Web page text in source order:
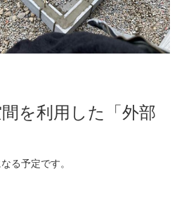
を利用した「外部
る予定です。